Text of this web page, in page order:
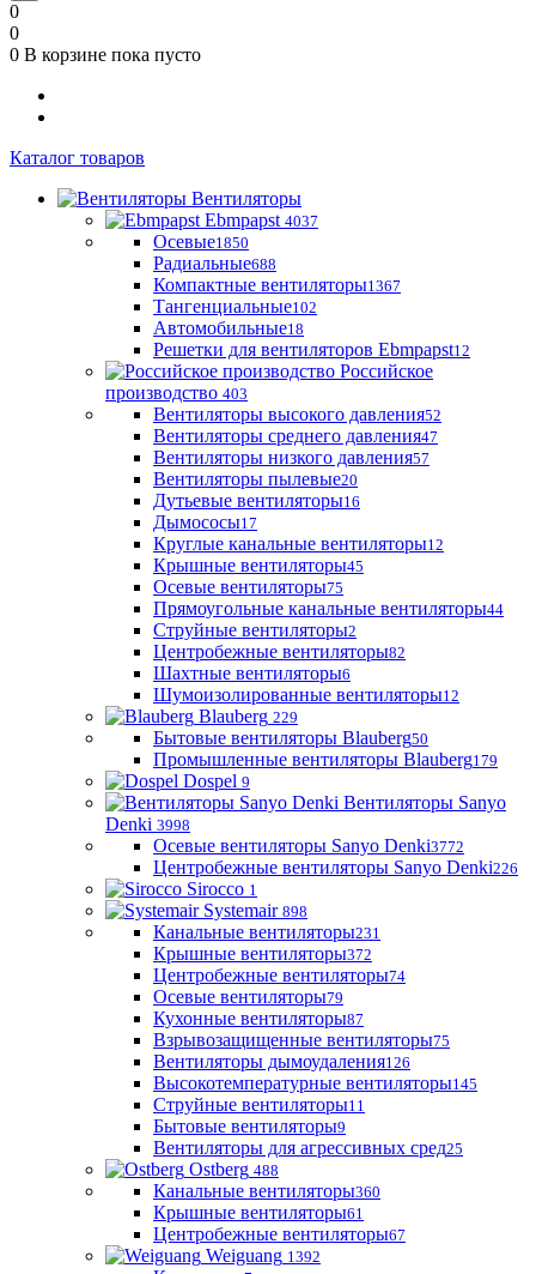
0
0
0 В корзине пока пусто
Каталог товаров
Вентиляторы
Ebmpapst 4037
Осевые1850
Радиальные688
Компактные вентиляторы1367
Тангенциальные102
Автомобильные18
Решетки для вентиляторов Ebmpapst12
Российское
производство 403
Вентиляторы высокого давления52
Вентиляторы среднего давления47
Вентиляторы низкого давления57
Вентиляторы пылевые20
Дутьевые вентиляторы16
Дымососы17
Круглые канальные вентиляторы12
Крышные вентиляторы45
Осевые вентиляторы75
Прямоугольные канальные вентиляторы44
Струйные вентиляторы2
Центробежные вентиляторы82
Шахтные вентиляторы6
Шумоизолированные вентиляторы12
Blauberg 229
Бытовые вентиляторы Blauberg50
Промышленные вентиляторы Blauberg179
Dospel 9
Вентиляторы Sanyo
Denki 3998
Осевые вентиляторы Sanyo Denki3772
Центробежные вентиляторы Sanyo Denki226
Sirocco 1
Systemair 898
Канальные вентиляторы231
Крышные вентиляторы372
Центробежные вентиляторы74
Осевые вентиляторы79
Кухонные вентиляторы87
Взрывозащищенные вентиляторы75
Вентиляторы дымоудаления126
Высокотемпературные вентиляторы145
Струйные вентиляторы11
Бытовые вентиляторы9
Вентиляторы для агрессивных сред25
Ostberg 488
Канальные вентиляторы360
Крышные вентиляторы61
Центробежные вентиляторы67
Weiguang 1392